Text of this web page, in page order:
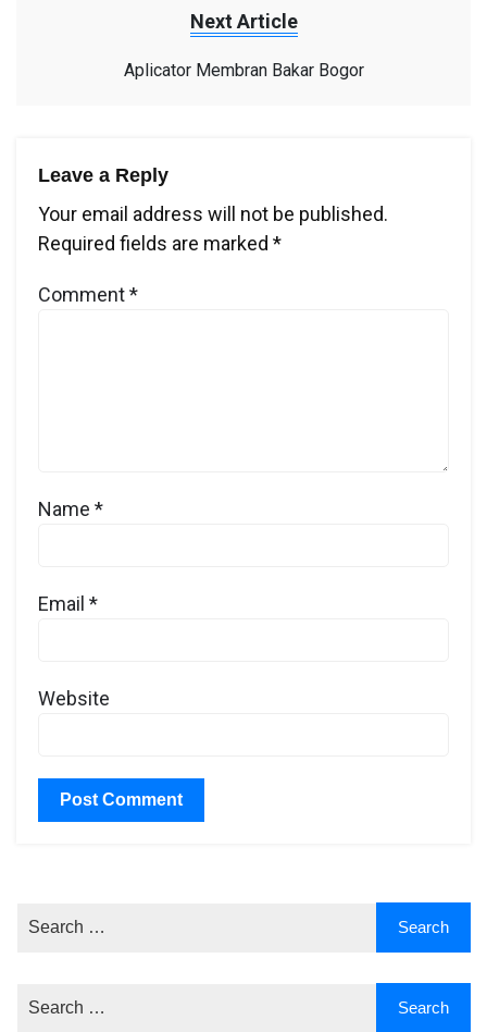
Next Article
Aplicator Membran Bakar Bogor
Leave a Reply
Your email address will not be published.
Required fields are marked *
Comment*
Name *
Email *
Website